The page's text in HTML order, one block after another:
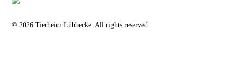
© 2026 Tierheim Lübbecke. All rights reserved